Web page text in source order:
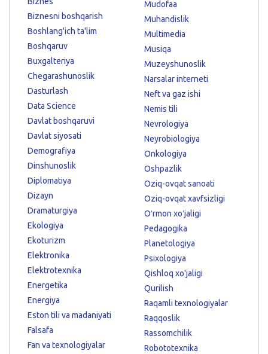
Biznesni boshqarish
Boshlang'ich ta'lim
Boshqaruv
Buxgalteriya
Chegarashunoslik
Dasturlash
Data Science
Davlat boshqaruvi
Davlat siyosati
Demografiya
Dinshunoslik
Diplomatiya
Dizayn
Dramaturgiya
Ekologiya
Ekoturizm
Elektronika
Elektrotexnika
Energetika
Energiya
Eston tili va madaniyati
Falsafa
Fan va texnologiyalar
Mudofaa
Muhandislik
Multimedia
Musiqa
Muzeyshunoslik
Narsalar interneti
Neft va gaz ishi
Nemis tili
Nevrologiya
Neyrobiologiya
Onkologiya
Oshpazlik
Oziq-ovqat sanoati
Oziq-ovqat xavfsizligi
Oʻrmon xoʻjaligi
Pedagogika
Planetologiya
Psixologiya
Qishloq xo'jaligi
Qurilish
Raqamli texnologiyalar
Raqqoslik
Rassomchilik
Robototexnika